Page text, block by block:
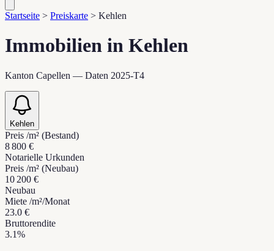
Startseite > Preiskarte > Kehlen
Immobilien in Kehlen
Kanton Capellen — Daten 2025-T4
Kehlen
Preis /m² (Bestand)
8 800 €
Notarielle Urkunden
Preis /m² (Neubau)
10 200 €
Neubau
Miete /m²/Monat
23.0 €
Bruttorendite
3.1%